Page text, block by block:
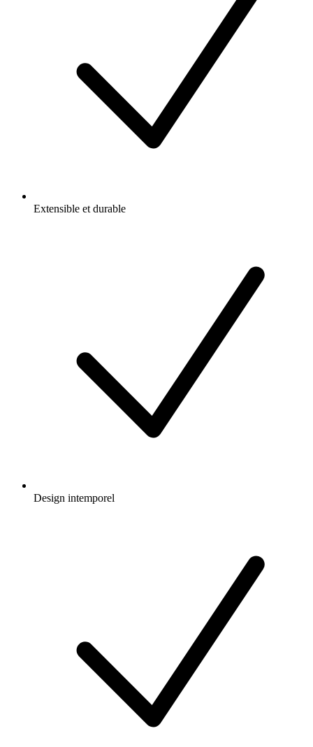
Extensible et durable
Design intemporel